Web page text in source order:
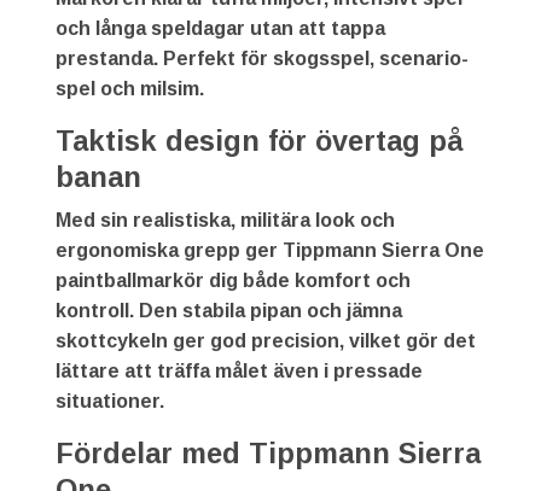
och långa speldagar utan att tappa
prestanda. Perfekt för skogsspel, scenario-
spel och milsim.
Taktisk design för övertag på
banan
Med sin realistiska, militära look och
ergonomiska grepp ger Tippmann Sierra One
paintballmarkör dig både komfort och
kontroll. Den stabila pipan och jämna
skottcykeln ger god precision, vilket gör det
lättare att träffa målet även i pressade
situationer.
Fördelar med Tippmann Sierra